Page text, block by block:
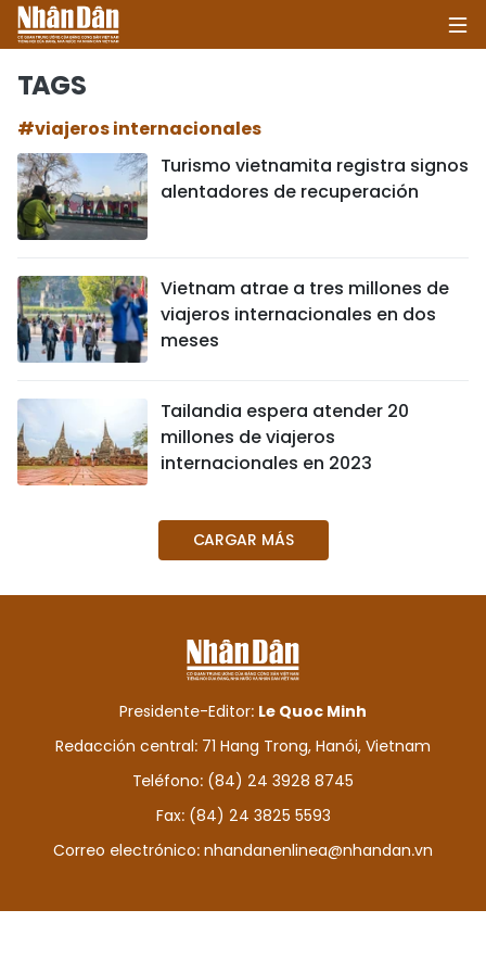
POLÍTICA
SOCIEDAD
CULTURA - ENTRETENIMIENTO
INTERNACIONAL
VIAJES
HISTORIAS MULTIMEDIA
FOTOGRAFÍA
¿QUIÉNES SOMOS?
TIẾNG VIỆT
TAGS
#viajeros internacionales
Turismo vietnamita registra signos
alentadores de recuperación
Vietnam atrae a tres millones de
viajeros internacionales en dos
meses
Tailandia espera atender 20
millones de viajeros
internacionales en 2023
CARGAR MÁS
Presidente-Editor: Le Quoc Minh
Redacción central: 71 Hang Trong, Hanói, Vietnam
Teléfono: (84) 24 3928 8745
Fax: (84) 24 3825 5593
Correo electrónico: nhandanenlinea@nhandan.vn